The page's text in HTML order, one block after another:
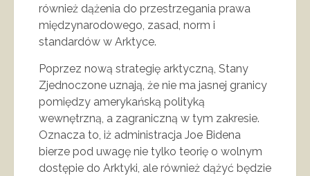
również dążenia do przestrzegania prawa
międzynarodowego, zasad, norm i
standardów w Arktyce.
Poprzez nową strategię arktyczną, Stany
Zjednoczone uznają, że nie ma jasnej granicy
pomiędzy amerykańską polityką
wewnętrzną, a zagraniczną w tym zakresie.
Oznacza to, iż administracja Joe Bidena
bierze pod uwagę nie tylko teorię o wolnym
dostępie do Arktyki, ale również dążyć będzie